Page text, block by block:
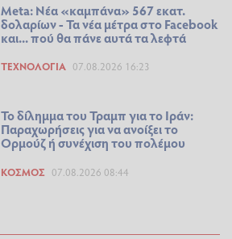
Meta: Νέα «καμπάνα» 567 εκατ.
δολαρίων - Τα νέα μέτρα στο Facebook
και... πού θα πάνε αυτά τα λεφτά
ΤΕΧΝΟΛΟΓΊΑ 07.08.2026 16:23
Το δίλημμα του Τραμπ για το Ιράν:
Παραχωρήσεις για να ανοίξει το
Ορμούζ ή συνέχιση του πολέμου
ΚΌΣΜΟΣ 07.08.2026 08:44